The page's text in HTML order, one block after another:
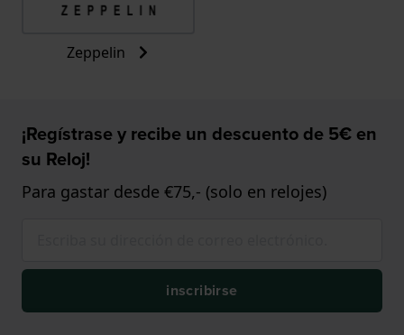
Zeppelin
¡Regístrase y recibe un descuento de 5€ en
su Reloj!
Para gastar desde €75,- (solo en relojes)
inscribirse